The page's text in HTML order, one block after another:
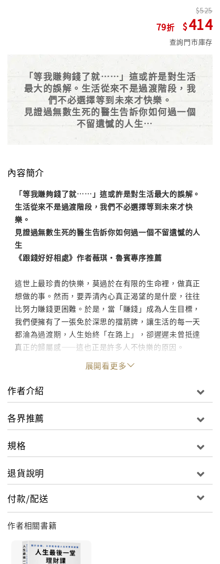
79
525
414
查詢門市庫存
「等我賺夠錢了就……」這或許是對生活
最大的誤解。生活從來不是過渡階段，我
們不必選擇等到未來才快樂。
見證過無數生死的醫生告訴你如何過一個
不留遺憾的人生
《跟錢好好相處》作者薇琪・魯賓專序推
薦
內容簡介
「等我賺夠錢了就……」這或許是對生活最大的誤解。
生活從來不是過渡階段，我們不必選擇等到未來才快
樂。
見證過無數生死的醫生告訴你如何過一個不留遺憾的人
生
《跟錢好好相處》作者薇琪・魯賓專序推薦
這世上最珍貴的快樂，莫過於在有限的生命裡，做真正
想做的事。然而，要弄清內心真正渴望的是什麼，往往
比努力賺錢更困難。於是，當「賺錢」成為人生目標，
我們便擁有了一張免於深思的擋箭牌，讓生活的每一天
都淪為過渡期，人生始終「在路上」，卻遲遲未曾抵達
真正的歸屬感——這也正是許多人不快樂的原因。
安寧照護醫師喬丹・格魯米特（Jordan Grumet）長年
經營探討財務獨立與健康的部落格，並創立Podcast節
目 Earn & Invest，該節目曾於2020年獲提名為年度最
人生最後一程，聆聽他們傾訴內心的遺憾、錯過的機會
未在這些後悔清單之中。
回顧自己過去不斷追逐財富的歲月，喬丹驚覺：原來，
他只是用物質慾望來掩蓋對死亡的恐懼。在本書中，他
帶領我們重新審視金錢、工作與幸福的本質，幫助我們
找回內心真正的渴望，並即刻對生活做出積極改變。他
見證過太多生命倒數時的頓悟與遺憾，也因此提出了一
個問題：既然我們終將面對人生復盤，為何不提早開
始，及時調整方向，活出無憾的人生？
展開看更多
作者介紹
各界推薦
規格
退貨說明
付款/配送
作者相關書籍